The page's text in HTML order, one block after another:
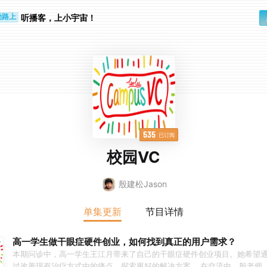
上 听播客，上小宇宙！
535 已订阅
校园VC
殷建松Jason
单集更新 节目详情
高一学生做干眼症硬件创业，如何找到真正的用户需求？
本期问诊中，高一学生王江月带来了自己的干眼症硬件创业项目。她希望通